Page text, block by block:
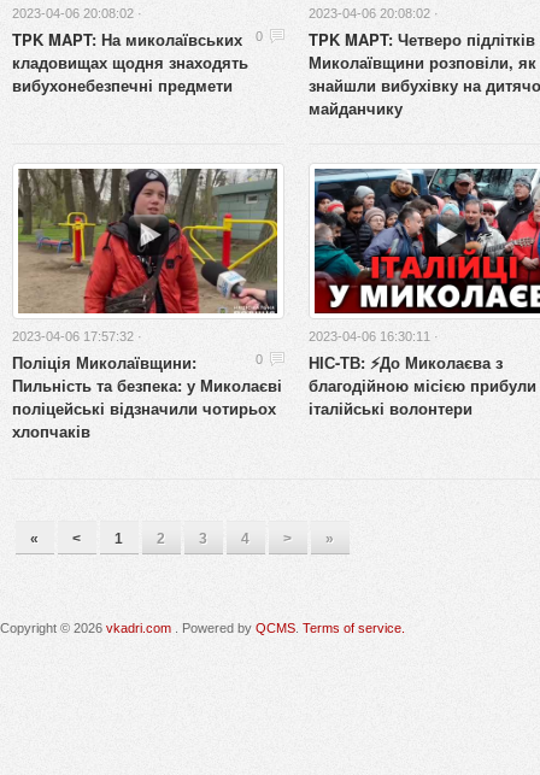
2023-04-06 20:08:02 ·
0
TPK MAPT: На миколаївських
кладовищах щодня знаходять
вибухонебезпечні предмети
2023-04-06 20:08:02 ·
TPK MAPT: Четверо підлітків
Миколаївщини розповіли,
знайшли вибухівку на
майданчику
2023-04-06 17:57:32 ·
0
Поліція Миколаївщини:
Пильність та безпека: у Миколаєві
поліцейські відзначили чотирьох
хлопчаків
2023-04-06 16:30:11 ·
НІС-ТВ: ⚡До Миколаєва з
благодійною місією прибули
італійські волонтери
« < 1 2 3 4 > »
Copyright © 2026 vkadri.com . Powered by QCMS Terms of service.